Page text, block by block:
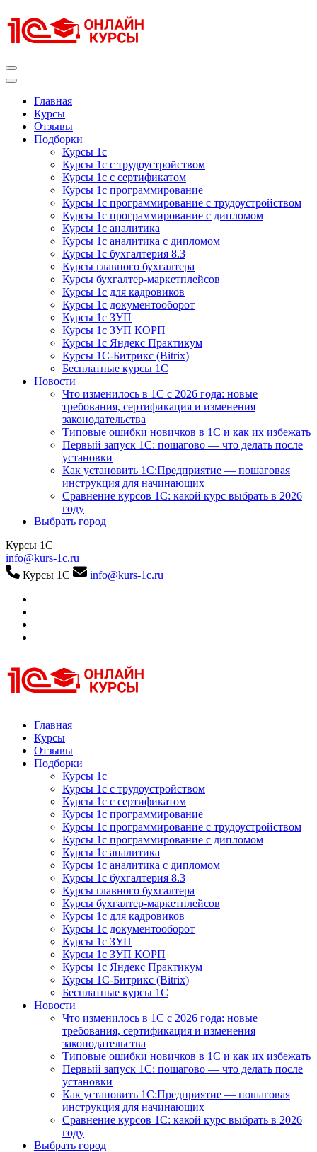
к
содержимому
Главная
Курсы
Отзывы
Подборки
Курсы 1с
Курсы 1с с трудоустройством
Курсы 1с с сертификатом
Курсы 1с программирование
Курсы 1с программирование с трудоустройством
Курсы 1с программирование с дипломом
Курсы 1с аналитика
Курсы 1с аналитика с дипломом
Курсы 1с бухгалтерия 8.3
Курсы главного бухгалтера
Курсы бухгалтер-маркетплейсов
Курсы 1с для кадровиков
Курсы 1с документооборот
Курсы 1с ЗУП
Курсы 1с ЗУП КОРП
Курсы 1с Яндекс Практикум
Курсы 1С-Битрикс (Bitrix)
Бесплатные курсы 1С
Новости
Что изменилось в 1С с 2026 года: новые
требования, сертификация и изменения
законодательства
Типовые ошибки новичков в 1С и как их избежать
Первый запуск 1С: пошагово — что делать после
установки
Как установить 1С:Предприятие — пошаговая
инструкция для начинающих
Сравнение курсов 1С: какой курс выбрать в 2026
году
Выбрать город
Курсы 1С
info@kurs-1c.ru
Курсы 1С
info@kurs-1c.ru
Курсы 1С
Курсы 1С официальная сертификация
Главная
Курсы
Отзывы
Подборки
Курсы 1с
Курсы 1с с трудоустройством
Курсы 1с с сертификатом
Курсы 1с программирование
Курсы 1с программирование с трудоустройством
Курсы 1с программирование с дипломом
Курсы 1с аналитика
Курсы 1с аналитика с дипломом
Курсы 1с бухгалтерия 8.3
Курсы главного бухгалтера
Курсы бухгалтер-маркетплейсов
Курсы 1с для кадровиков
Курсы 1с документооборот
Курсы 1с ЗУП
Курсы 1с ЗУП КОРП
Курсы 1с Яндекс Практикум
Курсы 1С-Битрикс (Bitrix)
Бесплатные курсы 1С
Новости
Что изменилось в 1С с 2026 года: новые
требования, сертификация и изменения
законодательства
Типовые ошибки новичков в 1С и как их избежать
Первый запуск 1С: пошагово — что делать после
установки
Как установить 1С:Предприятие — пошаговая
инструкция для начинающих
Сравнение курсов 1С: какой курс выбрать в 2026
году
Выбрать город